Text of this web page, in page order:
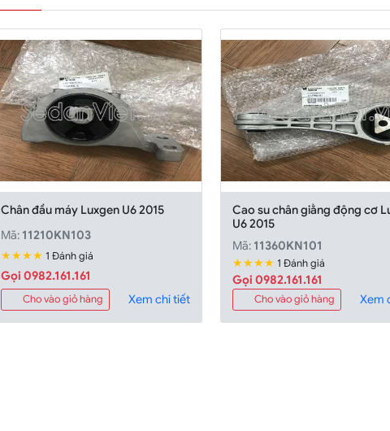
Chân đầu máy Luxgen U6 2015
Mã: 11210KN103
★★★★ 1 Đánh giá
Gọi 0982.161.161
Cho vào giỏ hàng Xem chi tiết
Cao su chân giằng động cơ
U6 2015
Mã: 11360KN101
★★★★ 1 Đánh giá
Gọi 0982.161.161
Cho vào giỏ hàng Xem